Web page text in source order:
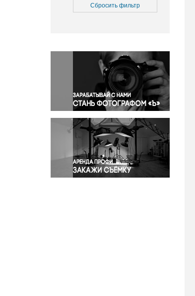
Медицина
Окружающая среда
Политика
Правосудие
Происшествия и конфликты
Религия
Светская жизнь
Спорт
Экология
Экономика и бизнес
Сбросить фильтр